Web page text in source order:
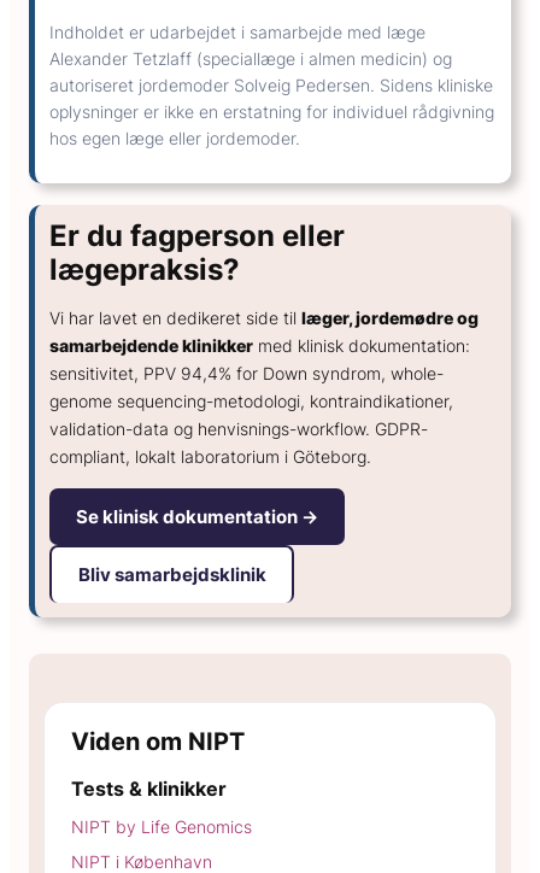
Indholdet er udarbejdet i samarbejde med læge
Alexander Tetzlaff (speciallæge i almen medicin) og
autoriseret jordemoder Solveig Pedersen. Sidens kliniske
oplysninger er ikke en erstatning for individuel rådgivning
hos egen læge eller jordemoder.
Er du fagperson eller
lægepraksis?
Vi har lavet en dedikeret side til læger, jordemødre og
samarbejdende klinikker med klinisk dokumentation:
sensitivitet, PPV 94,4% for Down syndrom, whole-
genome sequencing-metodologi, kontraindikationer,
validation-data og henvisnings-workflow. GDPR-
compliant, lokalt laboratorium i Göteborg.
Se klinisk dokumentation →
Bliv samarbejdsklinik
Viden om NIPT
Tests & klinikker
NIPT by Life Genomics
NIPT i København